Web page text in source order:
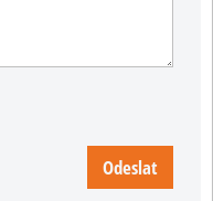
Odeslat